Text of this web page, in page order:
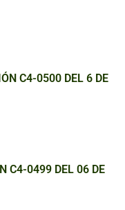
C4-0500 DEL 6 DE
C4-0499 DEL 06 DE